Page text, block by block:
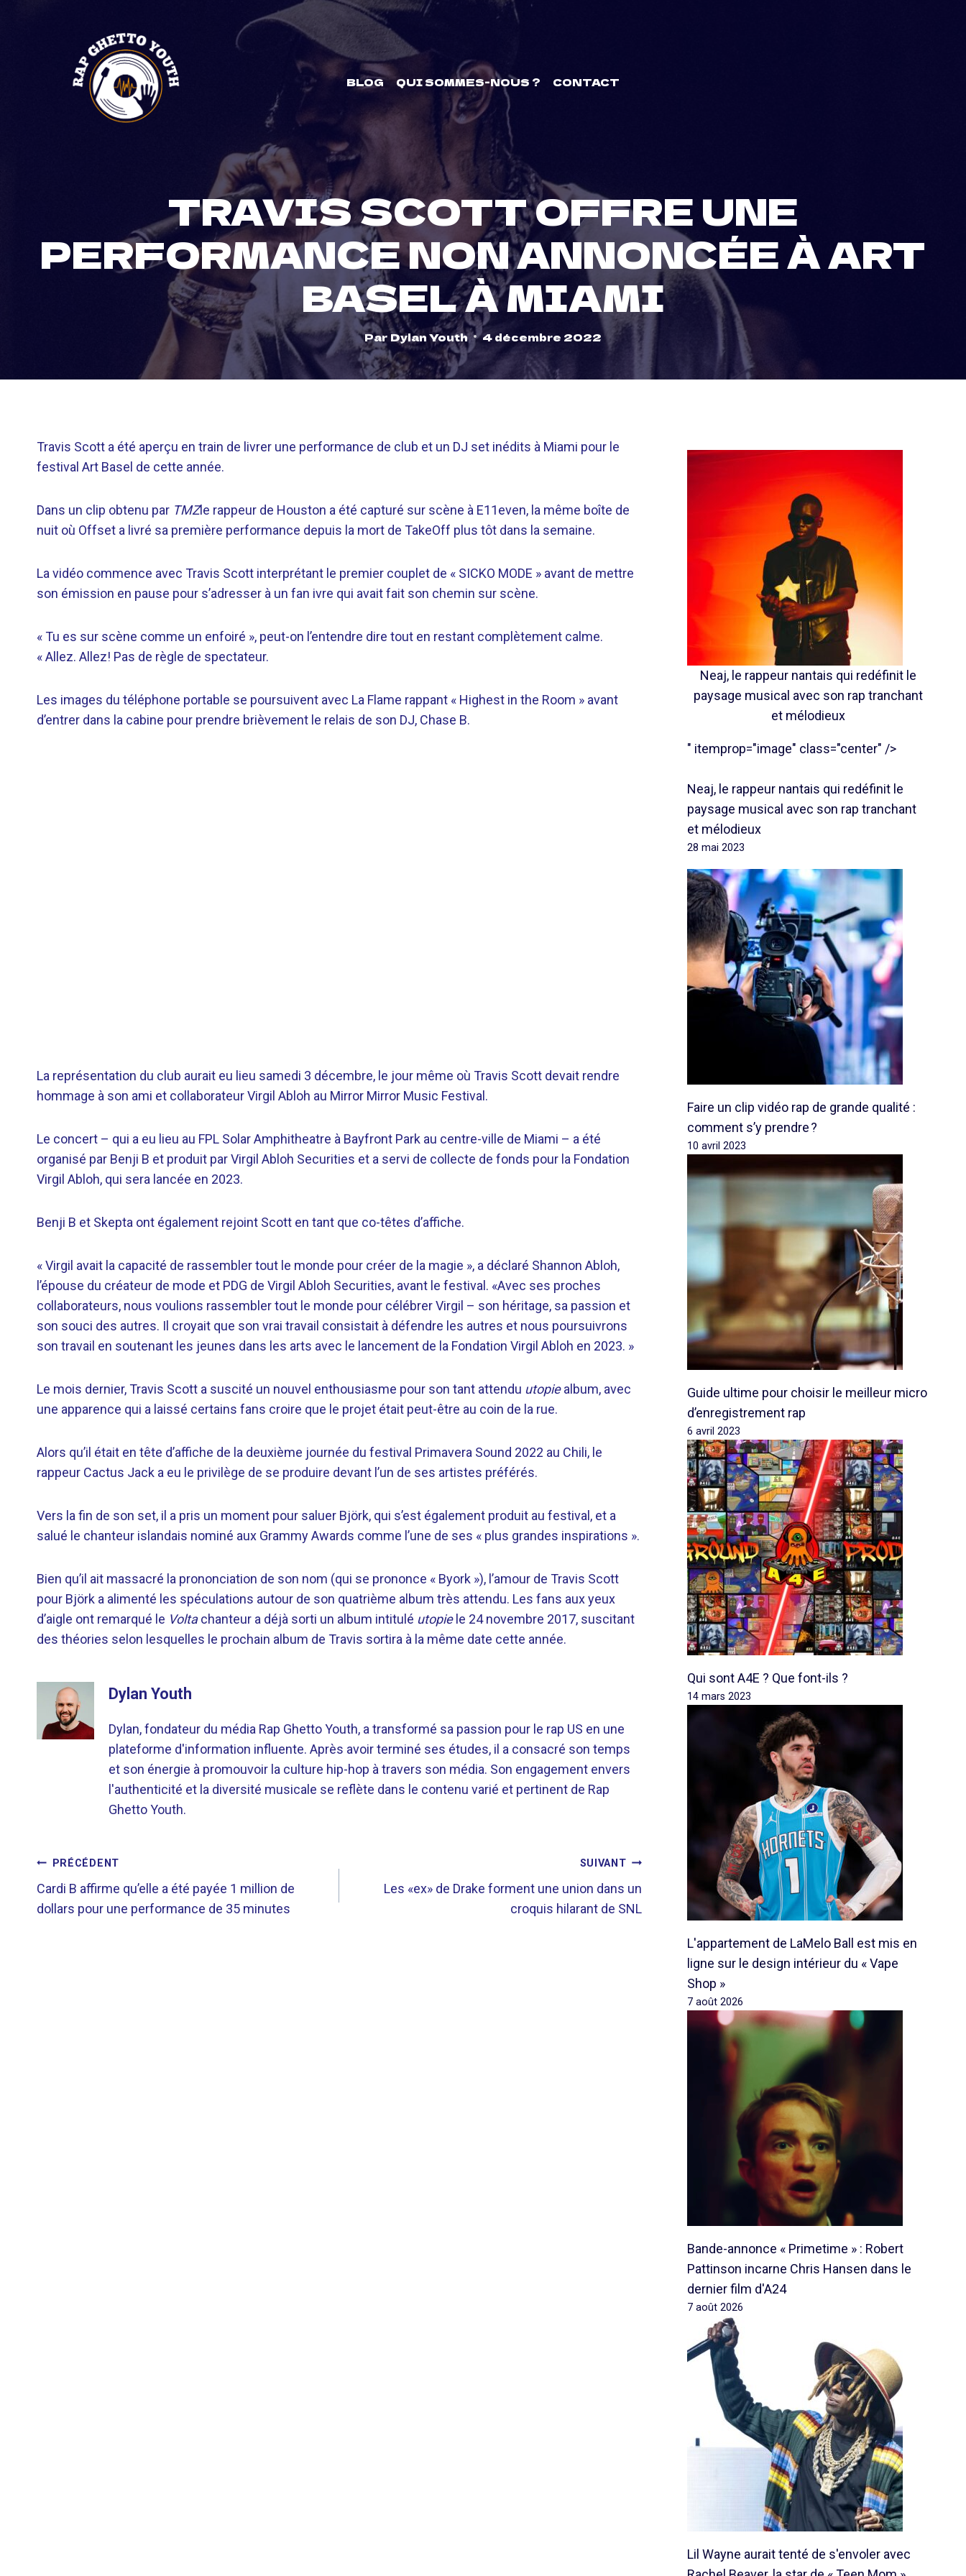
BLOG QUI SOMMES-NOUS ? CONTACT
TRAVIS SCOTT OFFRE UNE
PERFORMANCE NON ANNONCÉE À ART
BASEL À MIAMI
ParDylan Youth 4 décembre 2022
Travis Scott a été aperçu en train de livrer une performance de club et un DJ set inédits à Miami pour le
festival Art Basel de cette année.
Dans un clip obtenu par TMZle rappeur de Houston a été capturé sur scène à E11even, la même boîte de
nuit où Offset a livré sa première performance depuis la mort de TakeOff plus tôt dans la semaine.
La vidéo commence avec Travis Scott interprétant le premier couplet de « SICKO MODE » avant de mettre
son émission en pause pour s’adresser à un fan ivre qui avait fait son chemin sur scène.
« Tu es sur scène comme un enfoiré », peut-on l’entendre dire tout en restant complètement calme.
« Allez. Allez! Pas de règle de spectateur.
Les images du téléphone portable se poursuivent avec La Flame rappant « Highest in the Room » avant
d’entrer dans la cabine pour prendre brièvement le relais de son DJ, Chase B.
La représentation du club aurait eu lieu samedi 3 décembre, le jour même où Travis Scott devait rendre
hommage à son ami et collaborateur Virgil Abloh au Mirror Mirror Music Festival.
Le concert – qui a eu lieu au FPL Solar Amphitheatre à Bayfront Park au centre-ville de Miami – a été
organisé par Benji B et produit par Virgil Abloh Securities et a servi de collecte de fonds pour la Fondation
Virgil Abloh, qui sera lancée en 2023.
Benji B et Skepta ont également rejoint Scott en tant que co-têtes d’affiche.
« Virgil avait la capacité de rassembler tout le monde pour créer de la magie », a déclaré Shannon Abloh,
l’épouse du créateur de mode et PDG de Virgil Abloh Securities, avant le festival. «Avec ses proches
collaborateurs, nous voulions rassembler tout le monde pour célébrer Virgil – son héritage, sa passion et
son souci des autres. Il croyait que son vrai travail consistait à défendre les autres et nous poursuivrons
son travail en soutenant les jeunes dans les arts avec le lancement de la Fondation Virgil Abloh en 2023. »
Le mois dernier, Travis Scott a suscité un nouvel enthousiasme pour son tant attendu utopiealbum, avec
une apparence qui a laissé certains fans croire que le projet était peut-être au coin de la rue.
Alors qu’il était en tête d’affiche de la deuxième journée du festival Primavera Sound 2022 au Chili, le
rappeur Cactus Jack a eu le privilège de se produire devant l’un de ses artistes préférés.
Vers la fin de son set, il a pris un moment pour saluer Björk, qui s’est également produit au festival, et a
salué le chanteur islandais nominé aux Grammy Awards comme l’une de ses « plus grandes inspirations ».
Bien qu’il ait massacré la prononciation de son nom (qui se prononce « Byork »), l’amour de Travis Scott
pour Björk a alimenté les spéculations autour de son quatrième album très attendu. Les fans aux yeux
d’aigle ont remarqué le Voltachanteur a déjà sorti un album intitulé utopiele 24 novembre 2017, suscitant
des théories selon lesquelles le prochain album de Travis sortira à la même date cette année.
Dylan Youth
Dylan, fondateur du média Rap Ghetto Youth, a transformé sa passion pour le rap US en une
plateforme d'information influente. Après avoir terminé ses études, il a consacré son temps
et son énergie à promouvoir la culture hip-hop à travers son média. Son engagement envers
l'authenticité et la diversité musicale se reflète dans le contenu varié et pertinent de Rap
Ghetto Youth.
NAVIGATION
DE
PRÉCÉDENT
Cardi B affirme qu’elle a été payée 1 million de
dollars pour une performance de 35 minutes
SUIVANT
Les «ex» de Drake forment une union dans un
croquis hilarant de SNL
Neaj, le rappeur nantais qui redéfinit le
paysage musical avec son rap tranchant
et mélodieux
" itemprop="image" class="center" />
Neaj, le rappeur nantais qui redéfinit le
paysage musical avec son rap tranchant
et mélodieux
28 mai 2023
Faire un clip vidéo rap de grande qualité :
comment s’y prendre ?
10 avril 2023
Guide ultime pour choisir le meilleur micro
d’enregistrement rap
6 avril 2023
Qui sont A4E ? Que font-ils ?
14 mars 2023
L'appartement de LaMelo Ball est mis en
ligne sur le design intérieur du « Vape
Shop »
7 août 2026
Bande-annonce « Primetime » : Robert
Pattinson incarne Chris Hansen dans le
dernier film d'A24
7 août 2026
Lil Wayne aurait tenté de s'envoler avec